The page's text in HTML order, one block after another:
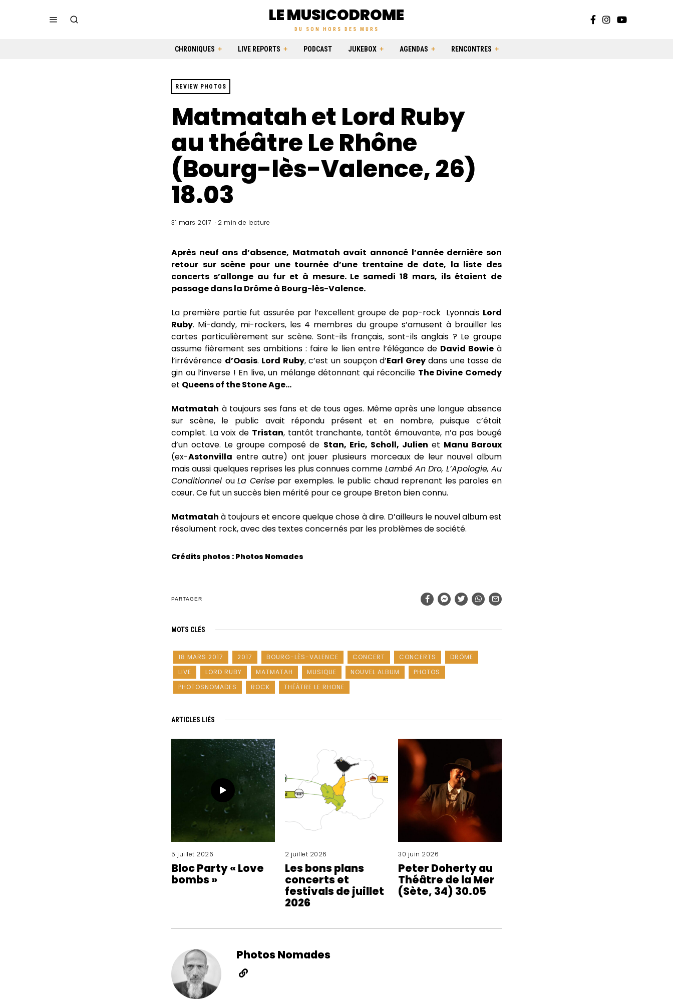
LE MUSICODROME
DU SON HORS DES MURS
CHRONIQUES LIVE REPORTS PODCAST JUKEBOX AGENDAS RENCONTRES
REVIEW PHOTOS
Matmatah et Lord Ruby
au théâtre Le Rhône
(Bourg-lès-Valence, 26)
18.03
31 mars 2017 2 min de lecture
Après neuf ans d’absence, Matmatah avait annoncé l’année dernière son
retour sur scène pour une tournée d’une trentaine de date, la liste des
concerts s’allonge au fur et à mesure. Le samedi 18 mars, ils étaient de
passage dans la Drôme à Bourg-lès-Valence.
La première partie fut assurée par l’excellent groupe de pop-rock Lyonnais Lord
Ruby. Mi-dandy, mi-rockers, les 4 membres du groupe s’amusent à brouiller les
cartes particulièrement sur scène. Sont-ils français, sont-ils anglais ? Le groupe
assume fièrement ses ambitions : faire le lien entre l’élégance de David Bowieà
l’irrévérence d’Oasis. Lord Ruby, c’est un soupçon d’Earl Greydans une tasse de
gin ou l’inverse ! En live, un mélange détonnant qui réconcilie The Divine Comedy
et Queens of the Stone Age…
Matmatah à toujours ses fans et de tous ages. Même après une longue absence
sur scène, le public avait répondu présent et en nombre, puisque c’était
complet. La voix de Tristan, tantôt tranchante, tantôt émouvante, n’a pas bougé
d’un octave. Le groupe composé de Stan, Eric, Scholl, Julien et Manu Baroux
(ex-Astonvilla entre autre) ont jouer plusieurs morceaux de leur nouvel album
mais aussi quelques reprises les plus connues comme Lambé An Dro, L’Apologie, Au
Conditionnel ouLa Cerisepar exemples. le public chaud reprenant les paroles en
cœur. Ce fut un succès bien mérité pour ce groupe Breton bien connu.
Matmatah à toujours et encore quelque chose à dire. D’ailleurs le nouvel album est
résolument rock, avec des textes concernés par les problèmes de société.
Crédits photos : Photos Nomades
PARTAGER
MOTS CLÉS
18 MARS 2017 2017 BOURG-LÈS-VALENCE CONCERT CONCERTS
DRÔME
LIVE
LORD RUBY MATMATAH MUSIQUE NOUVEL ALBUM
PHOTOS
PHOTOSNOMADES
ROCK THÉÂTRE LE RHONE
ARTICLES LIÉS
5 juillet 2026
Bloc Party « Love
bombs »
2 juillet 2026
Les bons plans
concerts et
festivals de juillet
2026
30 juin 2026
Peter Doherty au
Théâtre de la Mer
(Sète, 34) 30.05
Photos Nomades